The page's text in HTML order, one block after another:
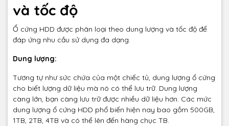
và tốc độ
Ổ cứng HDD được phân loại theo dung lượng và tốc độ để
đáp ứng nhu cầu sử dụng đa dạng.
Dung lượng:
Tương tự như sức chứa của một chiếc tủ, dung lượng ổ cứng
cho biết lượng dữ liệu mà nó có thể lưu trữ. Dung lượng
càng lớn, bạn càng lưu trữ được nhiều dữ liệu hơn. Các mức
dung lượng ổ cứng HDD phổ biến hiện nay bao gồm 500GB,
1TB, 2TB, 4TB và có thể lên đến hàng chục TB.